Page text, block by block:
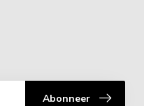
Abonneer